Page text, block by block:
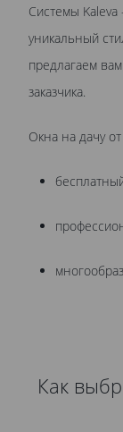
Системы
уникальный
предлагаем
заказчика.
Окна на дачу
Как